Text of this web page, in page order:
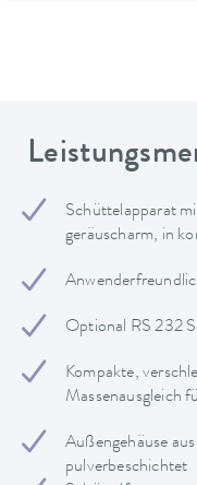
Schüttelapparat
geräuscharm, in
Optional RS 232
Kompakte,
Massenausgleich
Außengehäuse
pulverbeschichtet